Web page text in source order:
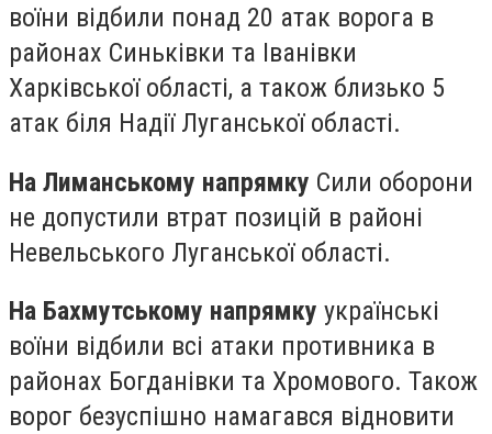
воїни відбили понад 20 атак ворога в
районах Синьківки та Іванівки
Харківської області, а також близько 5
атак біля Надії Луганської області.
На Лиманському напрямку Сили оборони
не допустили втрат позицій в районі
Невельського Луганської області.
На Бахмутському напрямку українські
воїни відбили всі атаки противника в
районах Богданівки та Хромового. Також
ворог безуспішно намагався відновити